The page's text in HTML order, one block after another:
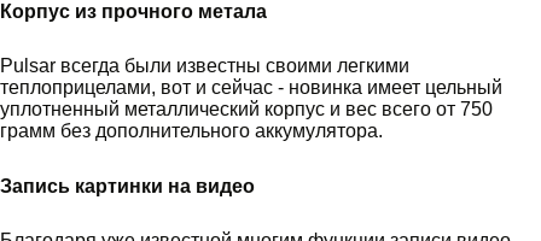
Корпус из прочного метала
Pulsar всегда были известны своими легкими
теплоприцелами, вот и сейчас - новинка имеет цельный
уплотненный металлический корпус и вес всего от 750
грамм без дополнительного аккумулятора.
Запись картинки на видео